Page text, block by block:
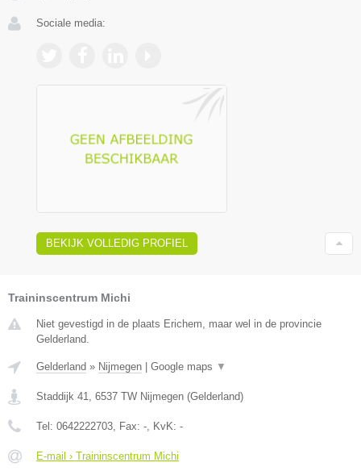
Sociale media:
BEKIJK VOLLEDIG PROFIEL
Traininscentrum Michi
Niet gevestigd in de plaats Erichem, maar wel in de provincie
Gelderland.
Gelderland » Nijmegen | Google maps ▼
Staddijk 41 6537 TW Nijmegen (Gelderland)
Tel: 0642222703 , Fax: - , KvK: -
E-mail › Traininscentrum Michi